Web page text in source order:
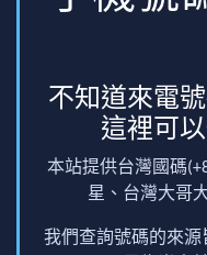
不知道來電
這裡可
本站提供台灣國碼
星、台灣大哥
我們查詢號碼的來